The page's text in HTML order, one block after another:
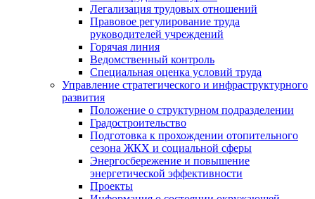
Легализация трудовых отношений
Правовое регулирование труда
руководителей учреждений
Горячая линия
Ведомственный контроль
Специальная оценка условий труда
Управление стратегического и инфраструктурного
развития
Положение о структурном подразделении
Градостроительство
Подготовка к прохождении отопительного
сезона ЖКХ и социальной сферы
Энергосбережение и повышение
энергетической эффективности
Проекты